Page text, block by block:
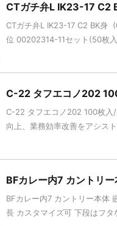
CTガチ弁L IK23-17 C2
CTガチ弁L IK23-17 C2 BK身
位 00202314-11セット(50枚
C-22 タフエコノ202
C-22 タフエコノ202 100枚
向上、業務効率改善をアシス
BFカレー内7 カントリ
BFカレー内7 カントリー本体
長 カスタマイズ可 下段はフ